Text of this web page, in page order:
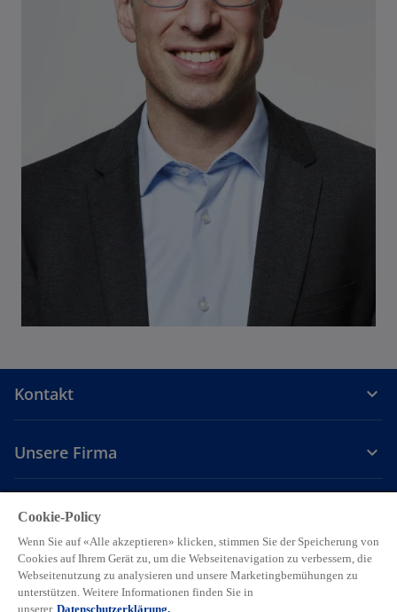
Kontakt
Unsere Firma
Karriere
w
i
r
w
i
r
w
i
r
w
i
w
i
LegalPrivacyAccessibilityHilfe
Cookie-Policy
Wenn Sie auf «Alle akzeptieren» klicken, stimmen Sie der Speicherung von
Cookies auf Ihrem Gerät zu, um die Webseitenavigation zu verbessern, die
Webseitenutzung zu analysieren und unsere Marketingbemühungen zu
unterstützen. Weitere Informationen finden Sie in
unserer Datenschutzerklärung.